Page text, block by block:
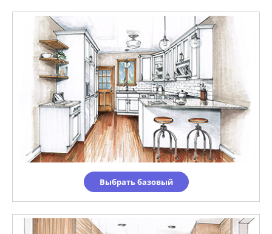
Выбрать базовый